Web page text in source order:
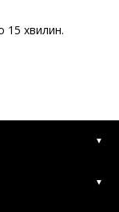
15 хвилин.